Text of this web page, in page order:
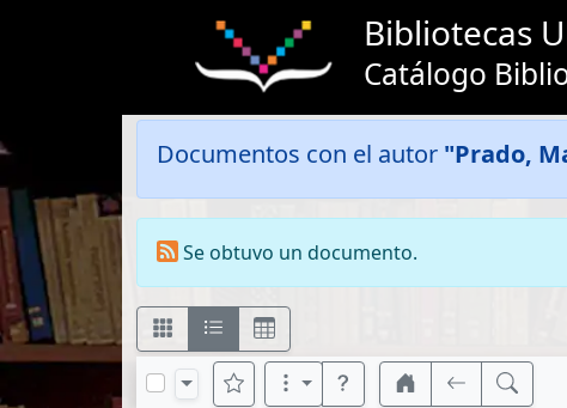
Bibliotecas
Catálogo
Documentos con el autor "Prado,
Se obtuvo un documento.